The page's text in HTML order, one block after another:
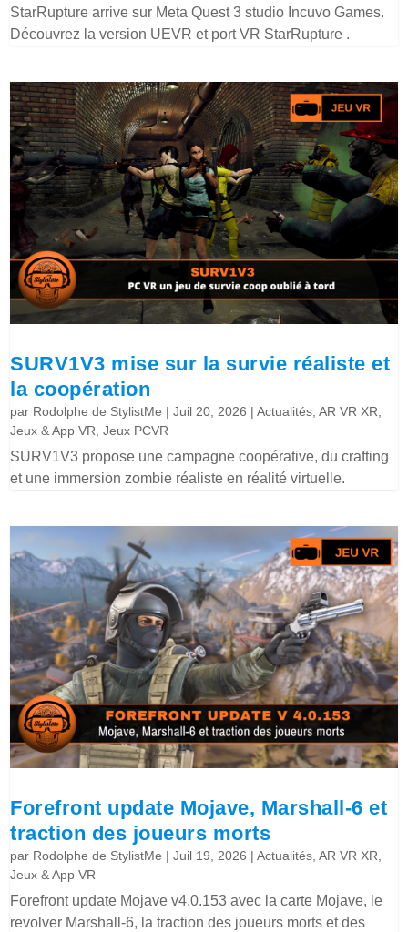
StarRupture arrive sur Meta Quest 3 studio Incuvo Games.
Découvrez la version UEVR et port VR StarRupture .
SURV1V3 mise sur la survie réaliste et
la coopération
par Rodolphe de StylistMe |Juil 20, 2026 |Actualités ,AR VR XR
Jeux & App VR ,Jeux PCVR
SURV1V3 propose une campagne coopérative, du crafting
et une immersion zombie réaliste en réalité virtuelle.
Forefront update Mojave, Marshall-6 et
traction des joueurs morts
par Rodolphe de StylistMe |Juil 19, 2026 |Actualités ,AR VR XR
Jeux & App VR
Forefront update Mojave v4.0.153 avec la carte Mojave, le
revolver Marshall-6, la traction des joueurs morts et des